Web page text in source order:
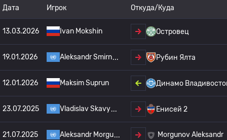
Дата Игрок Откуда/Куда
13.03.2026 Ivan Mokshin Островец
19.01.2026 Aleksandr Smirn Рубин Ялта
12.01.2026 Maksim Suprun Динамо
23.07.2025 Vladislav Skavy Енисей 2
21.07.2025 Aleksandr Morgu Morgunov Aleksandr